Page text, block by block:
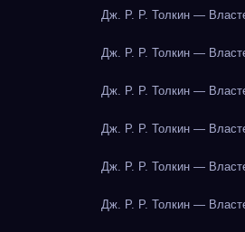
Дж. Р. Р. Толкин —
Дж. Р. Р. Толкин —
Дж. Р. Р. Толкин —
Дж. Р. Р. Толкин —
Дж. Р. Р. Толкин —
Дж. Р. Р. Толкин —